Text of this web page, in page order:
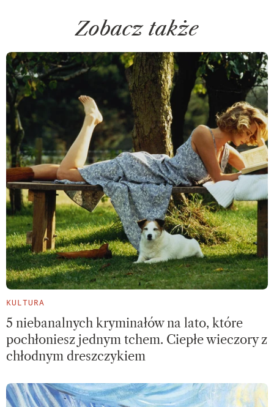
Zobacz także
KULTURA
5 niebanalnych kryminałów na lato, które
pochłoniesz jednym tchem. Ciepłe wieczory z
chłodnym dreszczykiem